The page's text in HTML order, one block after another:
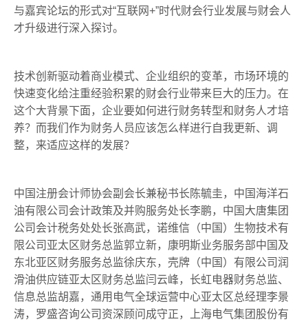
与嘉宾论坛的形式对“互联网+”时代财会行业发展与财会人
才升级进行深入探讨。
技术创新驱动着商业模式、企业组织的变革，市场环境的
快速变化给注重经验积累的财会行业带来巨大的压力。在
这个大背景下面，企业要如何进行财务转型和财务人才培
养？而我们作为财务人员应该怎么样进行自我更新、调
整，来适应这样的发展？
中国注册会计师协会副会长兼秘书长陈毓圭，中国海洋石
油有限公司会计政策及并购服务处长李鹏，中国大唐集团
公司会计税务处处长张高武，诺维信（中国）生物技术有
限公司亚太区财务总监郭立新，康明斯业务服务部中国及
东北亚区财务服务总监徐庆东，壳牌（中国）有限公司润
滑油供应链亚太区财务总监闫云峰，长虹电器财务总监、
信息总监胡嘉，通用电气全球运营中心亚太区总经理李景
涛，罗盛咨询公司资深顾问成守正，上海电气集团股份有